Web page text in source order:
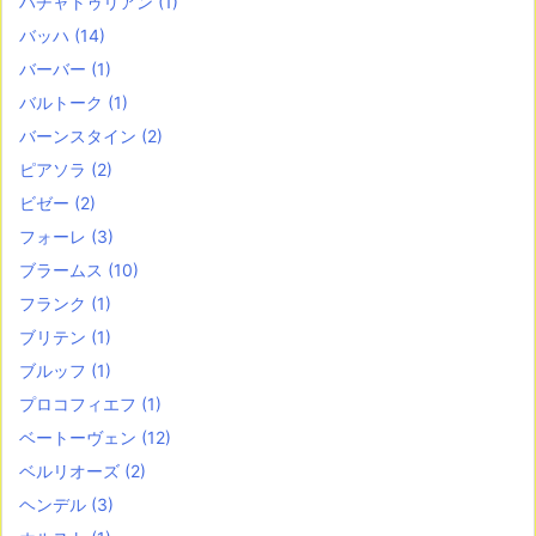
バッハ (14)
バーバー (1)
バルトーク (1)
バーンスタイン (2)
ピアソラ (2)
ビゼー (2)
フォーレ (3)
ブラームス (10)
フランク (1)
ブリテン (1)
ブルッフ (1)
プロコフィエフ (1)
ベートーヴェン (12)
ベルリオーズ (2)
ヘンデル (3)